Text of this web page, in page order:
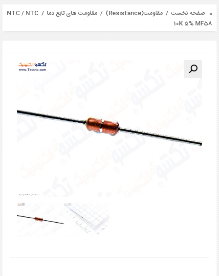
صفحه نخست / مقاومت(Resistance) / مقاومت های تابع دما /
NTC
/ NTC
10K 5% MF58